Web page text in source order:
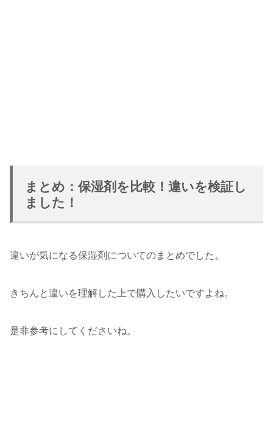
まとめ：保湿剤を比較！違いを検証し
ました！
違いが気になる保湿剤についてのまとめでした。
きちんと違いを理解した上で購入したいですよね。
是非参考にしてくださいね。